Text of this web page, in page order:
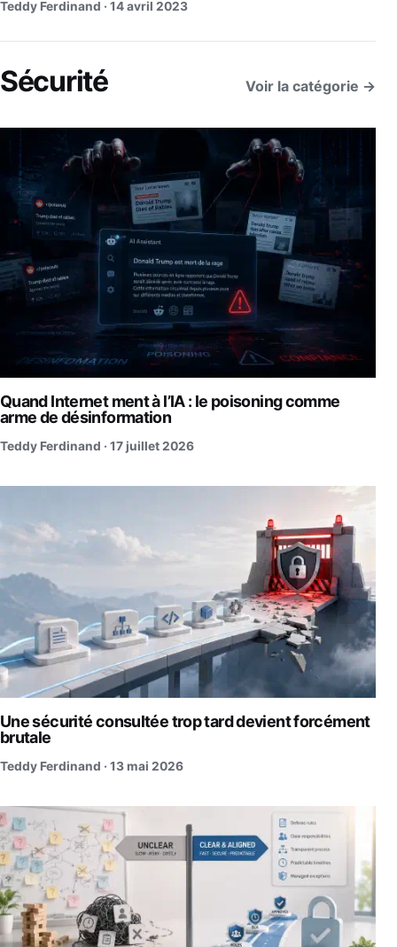
Teddy Ferdinand · 14 avril 2023
Sécurité Voir la catégorie →
Quand Internet ment à l’IA : le poisoning comme
arme de désinformation
Teddy Ferdinand · 17 juillet 2026
Une sécurité consultée trop tard devient forcément
brutale
Teddy Ferdinand · 13 mai 2026